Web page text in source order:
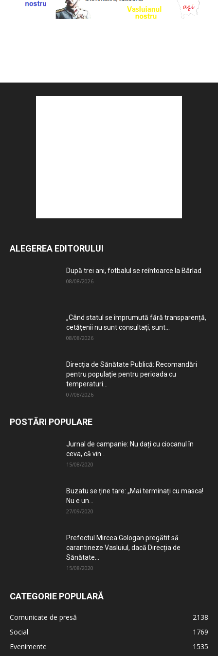
ALEGEREA EDITORULUI
După trei ani, fotbalul se reîntoarce la Bârlad
08/08/2026
„Când statul se împrumută fără transparență,
cetățenii nu sunt consultați, sunt...
08/08/2026
Direcția de Sănătate Publică: Recomandări
pentru populație pentru perioada cu
temperaturi...
07/08/2026
POSTĂRI POPULARE
Jurnal de campanie: Nu dați cu ciocanul în
ceva, că vin...
15/08/2020
Buzatu se ține tare: „Mai terminați cu masca!
Nu e un...
27/09/2020
Prefectul Mircea Gologan pregătit să
carantineze Vasluiul, dacă Direcția de
Sănătate...
15/08/2020
CATEGORIE POPULARĂ
Comunicate de presă
2138
Social
1769
Evenimente
1535